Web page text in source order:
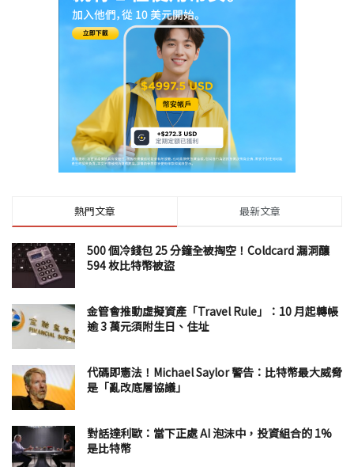
熱門文章 最新文章
500 個冷錢包 25 分鐘全被掏空！Coldcard 漏洞釀
594 枚比特幣被盜
金管會推動虛擬資產「Travel Rule」：10 月起轉帳
逾 3 萬元須附生日、住址
代碼即憲法！Michael Saylor 警告：比特幣最大威脅
是「亂改底層協議」
對話達利歐：當下正處 AI 泡沫中，投資組合的 1%
是比特幣